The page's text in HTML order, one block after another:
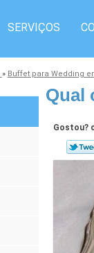
SERVIÇOS
» Buffet para Wedding
Qual
Gostou?